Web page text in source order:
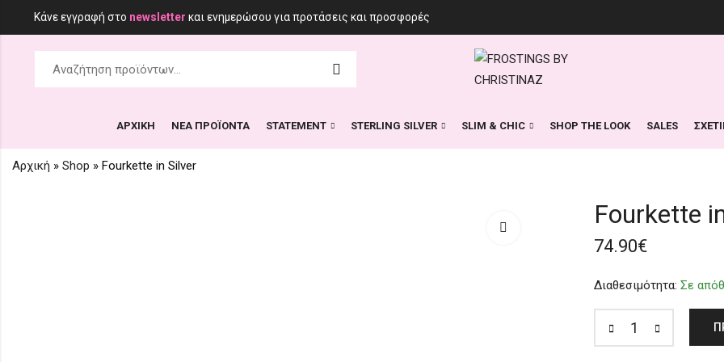
Κάνε εγγραφή στο newsletter και ενημερώσου για προτάσεις και προσφορές
ΑΡΧΙΚΗ ΝΕΑ ΠΡΟΪΟΝΤΑ STATEMENT STERLING SILVER SLIM & CHIC SHOP THE LOOK SALES
Αρχική » Shop » Fourkette in Silver
Fourkette
74.90€
Διαθεσιμότητα: Σε